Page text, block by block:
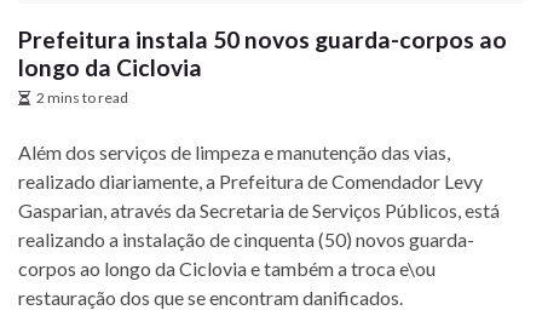
Prefeitura instala 50 novos guarda-corpos ao
longo da Ciclovia
2 mins to read
Além dos serviços de limpeza e manutenção das vias,
realizado diariamente, a Prefeitura de Comendador Levy
Gasparian, através da Secretaria de Serviços Públicos, está
realizando a instalação de cinquenta (50) novos guarda-
corpos ao longo da Ciclovia e também a troca e\ou
restauração dos que se encontram danificados.